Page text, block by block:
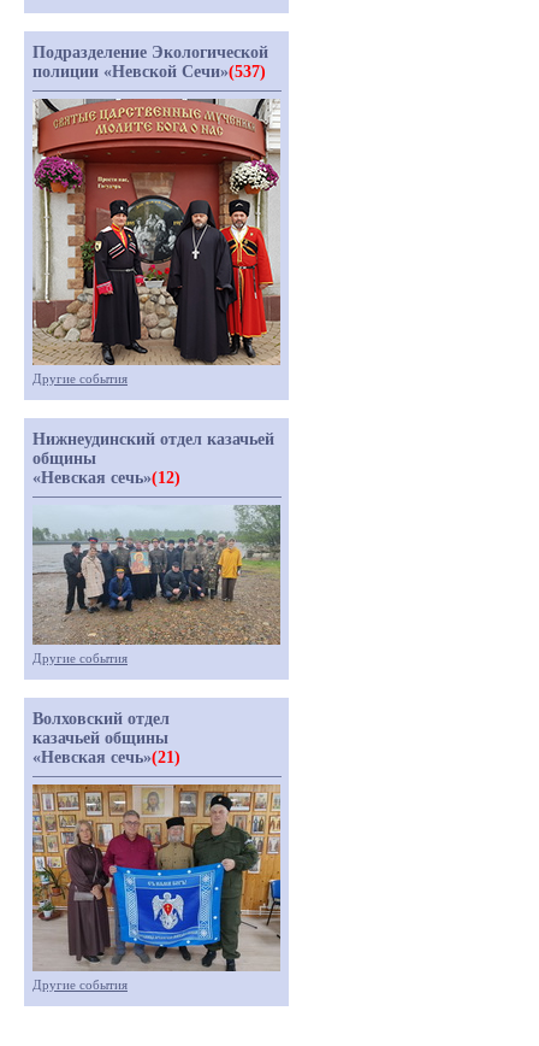
Подразделение Экологической
полиции «Невской Сечи»(537)
Другие события
Нижнеудинский отдел казачьей
общины
«Невская сечь»(12)
Другие события
Волховский отдел
казачьей общины
«Невская сечь»(21)
Другие события